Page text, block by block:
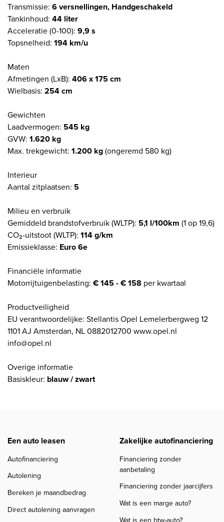
Transmissie: 6 versnellingen, Handgeschakeld
Tankinhoud: 44 liter
Acceleratie (0-100): 9,9 s
Topsnelheid: 194 km/u
Maten
Afmetingen (LxB): 406 x 175 cm
Wielbasis: 254 cm
Gewichten
Laadvermogen: 545 kg
GVW: 1.620 kg
Max. trekgewicht: 1.200 kg(ongeremd 580 kg)
Interieur
Aantal zitplaatsen: 5
Milieu en verbruik
Gemiddeld brandstofverbruik (WLTP): 5,1 l/100km (1 op 19,6)
CO₂-uitstoot (WLTP): 114 g/km
Emissieklasse: Euro 6e
Financiële informatie
Motorrijtuigenbelasting: € 145 - € 158 per kwartaal
Productveiligheid
EU verantwoordelijke: Stellantis Opel Lemelerbergweg 12
1101 AJ Amsterdan, NL 0882012700 www.opel.nl
info@opel.nl
Overige informatie
Basiskleur: blauw / zwart
Een auto leasen
Autofinanciering
Autolening
Bereken je maandbedrag
Direct autolening aanvragen
Zakelijke autofinanciering
Financiering zonder
aanbetaling
Financiering zonder jaarcijfers
Wat is een marge auto?